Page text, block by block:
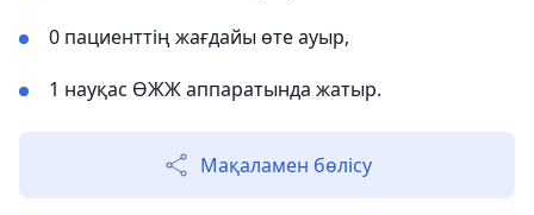
0 пациенттің жағдайы өте ауыр,
1 науқас ӨЖЖ аппаратында жатыр.
Мақаламен бөлісу